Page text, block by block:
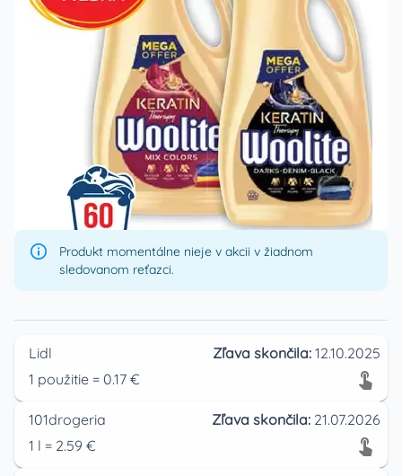
Produkt momentálne nieje v akcii v žiadnom
sledovanom reťazci.
Lidl Zľava skončila: 12.10.2025
1 použitie = 0.17 €
101drogeria Zľava skončila: 21.07.2026
1 l = 2.59 €